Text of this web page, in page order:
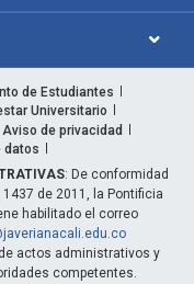
de Estudiantes
Universitario
Aviso de privacidad
datos
: De conformidad
de 2011, la Pontificia
habilitado el correo
actos administrativos y
competentes.